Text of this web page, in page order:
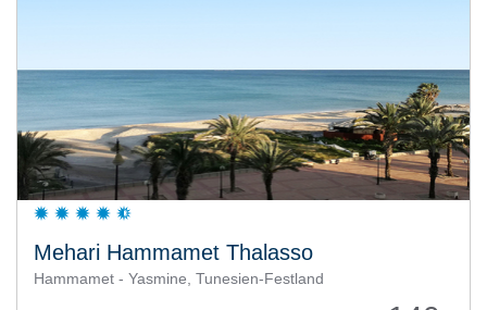
Mehari Hammamet Thalasso
Hammamet - Yasmine, Tunesien-Festland